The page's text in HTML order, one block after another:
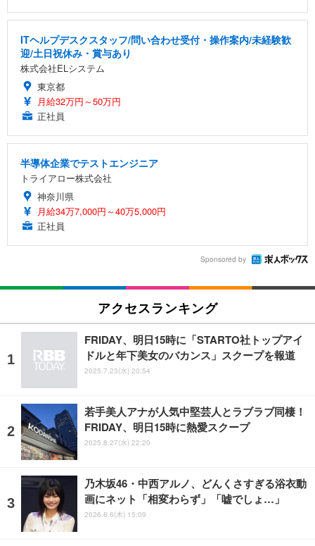
ITヘルプデスクスタッフ/問い合わせ受付・操作案内/未経験歓
迎/土日祝休み・賞与あり
株式会社ELシステム
東京都
月給32万円～50万円
正社員
半導体企業でテストエンジニア
トライアロー株式会社
神奈川県
月給34万7,000円～40万5,000円
正社員
Sponsored by
アクセスランキング
FRIDAY、明日15時に「STARTO社トップアイ
ドルと年下美女のバカンス」スクープを報道
2025.7.23(水) 20:54
若手美人アナが人気中堅芸人とラブラブ同棲！
FRIDAY、明日15時に熱愛スクープ
2025.8.27(水) 22:20
乃木坂46・中西アルノ、どんくさすぎる浴衣動
画にネット「相変わらず」「嘘でしょ…」
2026.8.6(木) 15:09